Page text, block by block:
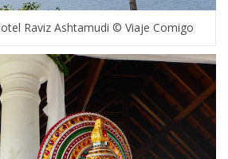
Raviz Ashtamudi © Viaje Comigo